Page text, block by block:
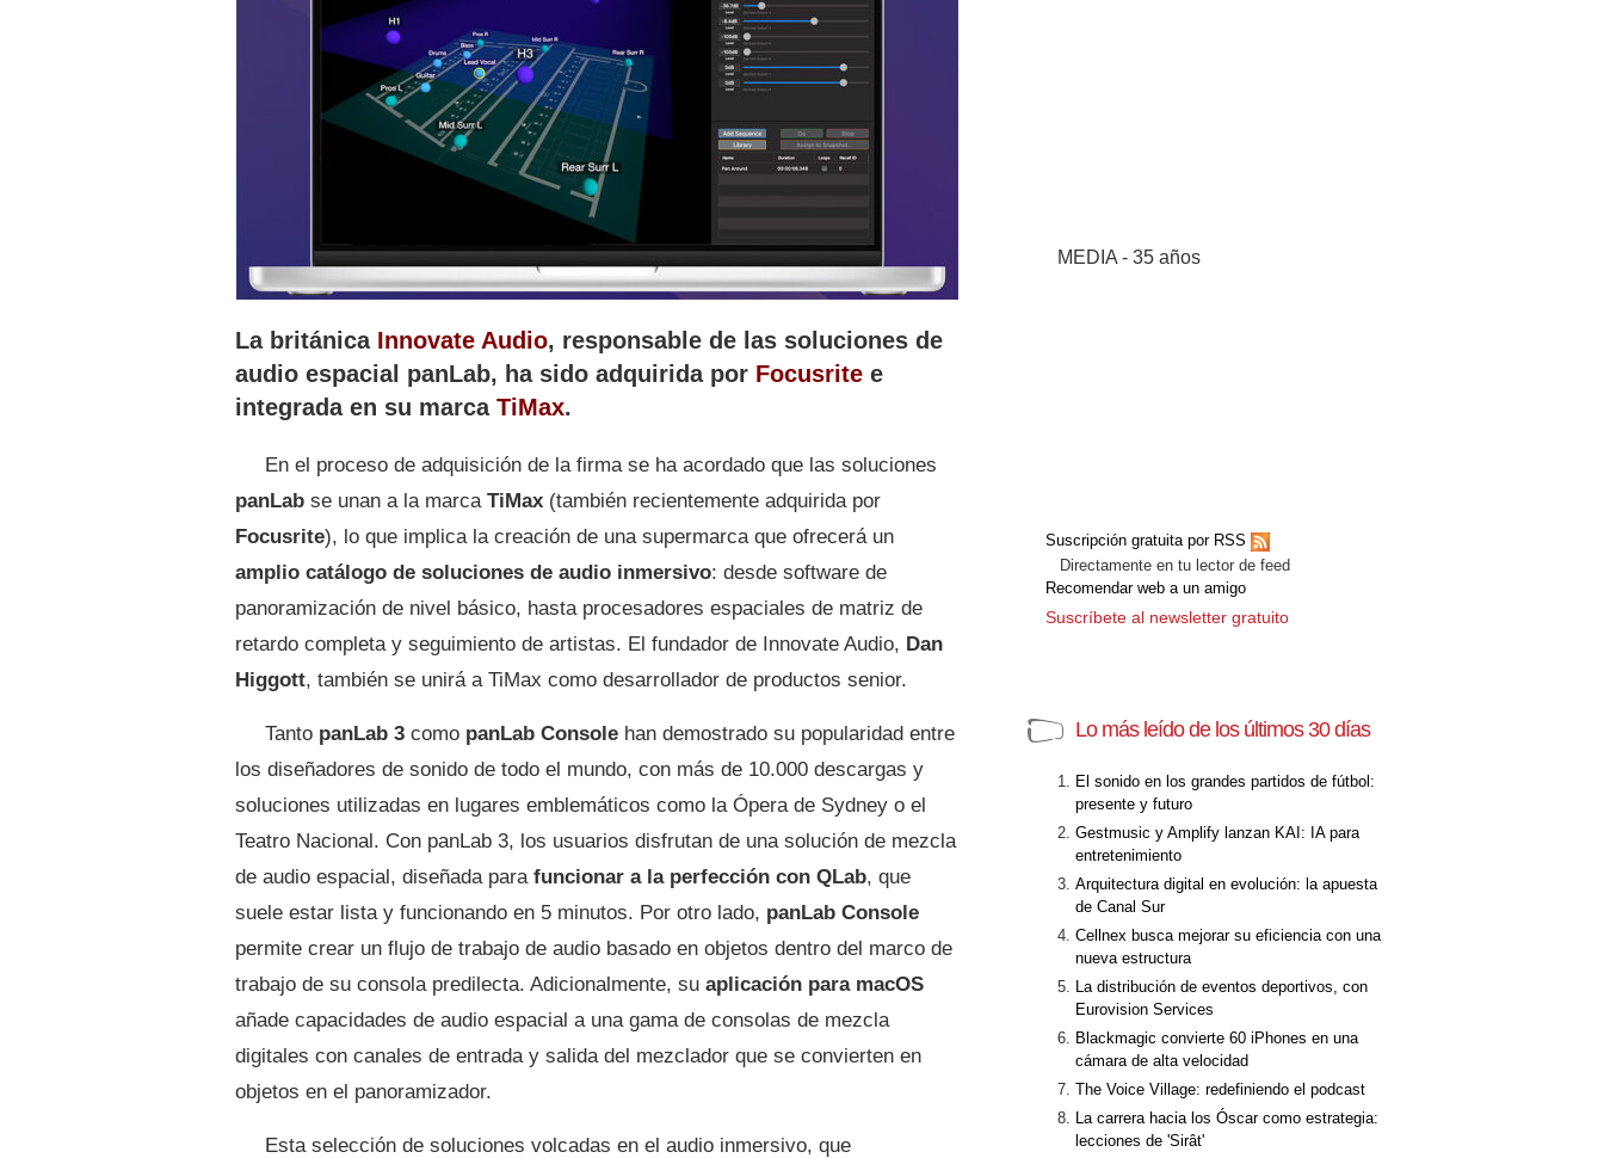
La británica Innovate Audio, responsable de las soluciones de
audio espacial panLab, ha sido adquirida por Focusrite e
integrada en su marca TiMax.
En el proceso de adquisición de la firma se ha acordado que las soluciones
panLab se unan a la marca TiMax (también recientemente adquirida por
Focusrite), lo que implica la creación de una supermarca que ofrecerá un
amplio catálogo de soluciones de audio inmersivo: desde software de
panoramización de nivel básico, hasta procesadores espaciales de matriz de
retardo completa y seguimiento de artistas. El fundador de Innovate Audio, Dan
Higgott, también se unirá a TiMax como desarrollador de productos senior.
Tanto panLab 3 como panLab Console han demostrado su popularidad entre
los diseñadores de sonido de todo el mundo, con más de 10.000 descargas y
soluciones utilizadas en lugares emblemáticos como la Ópera de Sydney o el
Teatro Nacional. Con panLab 3, los usuarios disfrutan de una solución de mezcla
de audio espacial, diseñada para funcionar a la perfección con QLab, que
suele estar lista y funcionando en 5 minutos. Por otro lado, panLab Console
permite crear un flujo de trabajo de audio basado en objetos dentro del marco de
trabajo de su consola predilecta. Adicionalmente, su aplicación para macOS
añade capacidades de audio espacial a una gama de consolas de mezcla
digitales con canales de entrada y salida del mezclador que se convierten en
objetos en el panoramizador.
Esta selección de soluciones volcadas en el audio inmersivo, que
MEDIA - 35 años
Suscripción gratuita por RSS
Directamente en tu lector de feed
Recomendar web a un amigo
Suscríbete al newsletter gratuito
Lo más leído de los últimos 30 días
El sonido en los grandes partidos de fútbol:
presente y futuro
Gestmusic y Amplify lanzan KAI: IA para
entretenimiento
Arquitectura digital en evolución: la apuesta
de Canal Sur
Cellnex busca mejorar su eficiencia con una
nueva estructura
La distribución de eventos deportivos, con
Eurovision Services
Blackmagic convierte 60 iPhones en una
cámara de alta velocidad
The Voice Village: redefiniendo el podcast
La carrera hacia los Óscar como estrategia:
lecciones de 'Sirât'